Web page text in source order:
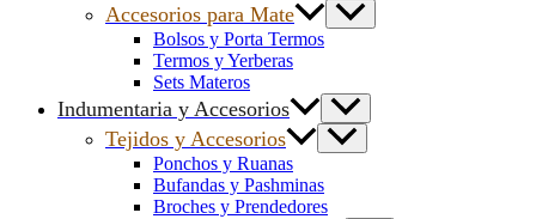
Accesorios para Mate
Bolsos y Porta Termos
Termos y Yerberas
Sets Materos
Indumentaria y Accesorios
Tejidos y Accesorios
Ponchos y Ruanas
Bufandas y Pashminas
Broches y Prendedores